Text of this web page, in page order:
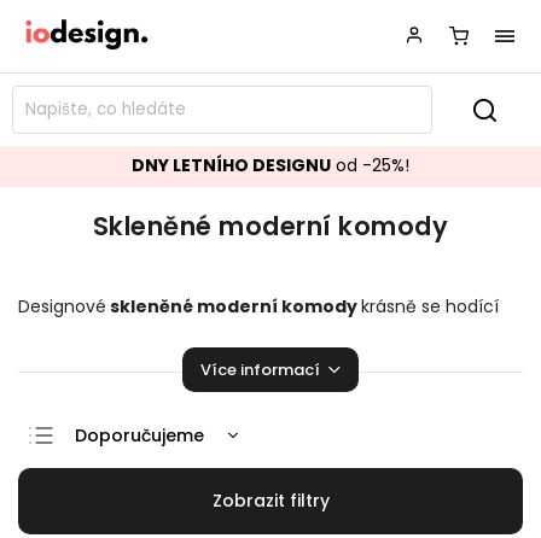
DNY LETNÍHO DESIGNU od -25%!
Skleněné moderní komody
Designové skleněné moderní komodykrásně se hodící
které zaručeně rozzáří vaší domácnosti!
Více informací
Doporučujeme
Nejlevnější